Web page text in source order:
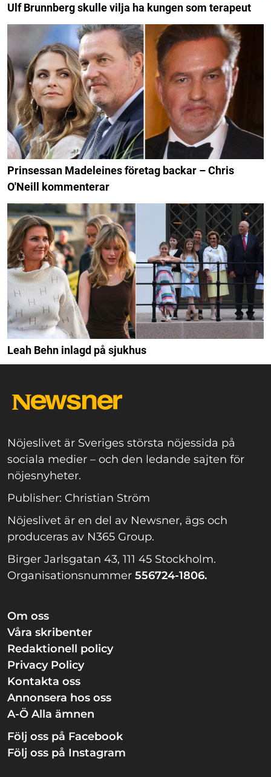
Ulf Brunnberg skulle vilja ha kungen som terapeut
Prinsessan Madeleines företag backar – Chris
O'Neill kommenterar
Leah Behn inlagd på sjukhus
Nöjeslivet är Sveriges största nöjessida på
sociala medier – och den ledande sajten för
nöjesnyheter.
Publisher: Christian Ström
Nöjeslivet är en del av Newsner, ägs och
produceras av N365 Group.
Birger Jarlsgatan 43, 111 45 Stockholm.
Organisationsnummer 556724-1806.
Om oss
Våra skribenter
Redaktionell policy
Privacy Policy
Kontakta oss
Annonsera hos oss
A-Ö Alla ämnen
Följ oss på Facebook
Följ oss på Instagram